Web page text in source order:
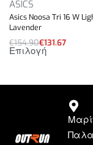
ASICS
Asics Noosa Tri 16 W
Lavender
€154.90€131.67
Επιλογή